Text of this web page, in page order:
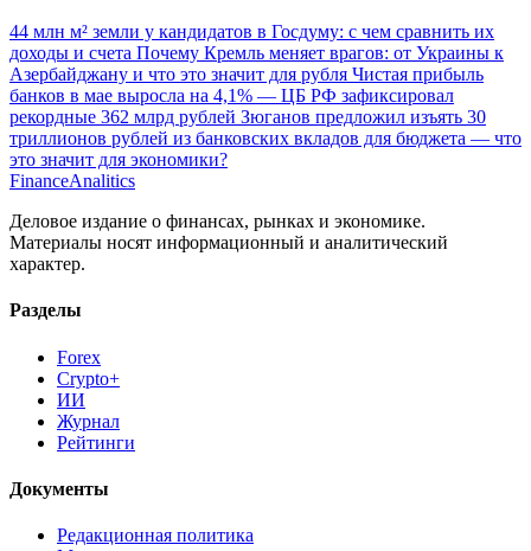
44 млн м² земли у кандидатов в Госдуму: с чем сравнить их
доходы и счета Почему Кремль меняет врагов: от Украины к
Азербайджану и что это значит для рубля Чистая прибыль
банков в мае выросла на 4,1% — ЦБ РФ зафиксировал
рекордные 362 млрд рублей Зюганов предложил изъять 30
триллионов рублей из банковских вкладов для бюджета — что
это значит для экономики?
FinanceAnalitics
Деловое издание о финансах, рынках и экономике.
Материалы носят информационный и аналитический
характер.
Разделы
Forex
Crypto+
ИИ
Журнал
Рейтинги
Документы
Редакционная политика